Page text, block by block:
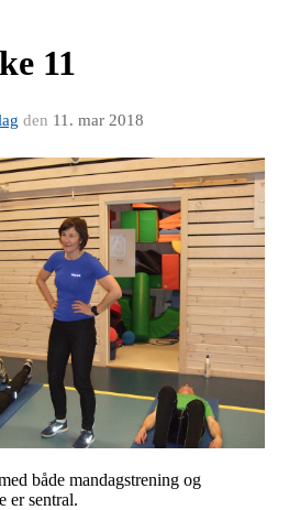
11
den 11. mar 2018
både mandagstrening og
er sentral.